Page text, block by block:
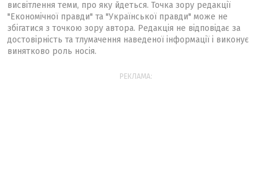
висвітлення теми, про яку йдеться. Точка зору редакції
"Економічної правди" та "Української правди" може не
збігатися з точкою зору автора. Редакція не відповідає за
достовірність та тлумачення наведеної інформації і виконує
винятково роль носія.
РЕКЛАМА: